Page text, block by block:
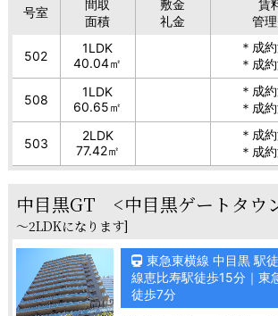
号室
間取
面積
敷金
礼金
賃
管
502
1LDK
40.04㎡
＊成
＊成
508
1LDK
60.65㎡
＊成
＊成
503
2LDK
77.42㎡
＊成
＊成
中目黒GT <中目黒ゲートタウ
～2LDKになります]
東急東横線 中目黒 駅
線恵比寿駅徒歩15分｜東
徒歩7分